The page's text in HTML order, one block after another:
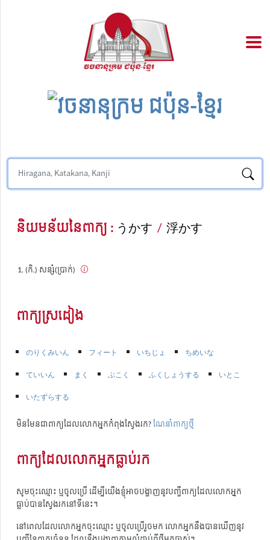
និយមន័យនៃពាក្យ : うかす / 浮かす
(កិ​.) សន្សំ(ប្រាក់)
ពាក្យស្រដៀង
のりくみいん フィート いちじょ
ちめいな
ていいん
まく ぶこく ふくしょうする
いとこ
いたずらする
មិនមែនជាពាក្យដែលលោកអ្នកកំពុងស្វែងរក?ណែនាំពាក្យថ្មី
ពាក្យដែលលោកអ្នកធ្លាប់រក
សូមចុះឈ្មោះ ឬចូលប្រើ ដើម្បីយើងខ្ញុំអាចបង្ហាញនូវបញ្ជីពាក្យដែលលោកអ្នក
ធ្លាប់បានស្វែងរកនៅទីនេះ។
នៅពេលដែលលោកអ្នកចុះឈ្មោះ ឬចូលប្រើរួចមក លោកអ្នកនឹងបានឃើញនូវ